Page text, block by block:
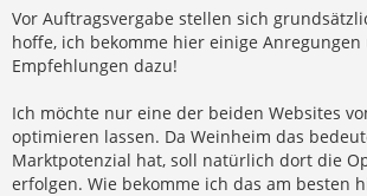
Vor Auftragsvergabe stellen sich
hoffe, ich bekomme hier einige Anregungen
Empfehlungen dazu!
Ich möchte nur eine der beiden Websites
optimieren lassen. Da Weinheim das
Marktpotenzial hat, soll natürlich dort die
erfolgen. Wie bekomme ich das am besten